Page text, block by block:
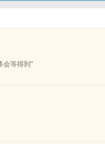
会等得到”
使用时间大法到处乱挪】